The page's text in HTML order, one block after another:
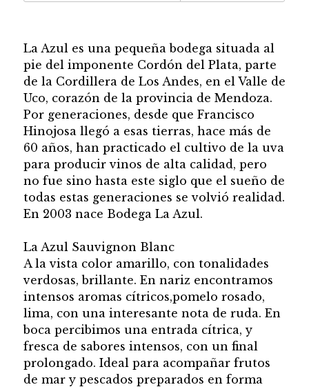
La Azul es una pequeña bodega situada al
pie del imponente Cordón del Plata, parte
de la Cordillera de Los Andes, en el Valle de
Uco, corazón de la provincia de Mendoza.
Por generaciones, desde que Francisco
Hinojosa llegó a esas tierras, hace más de
60 años, han practicado el cultivo de la uva
para producir vinos de alta calidad, pero
no fue sino hasta este siglo que el sueño de
todas estas generaciones se volvió realidad.
En 2003 nace Bodega La Azul.
La Azul Sauvignon Blanc
A la vista color amarillo, con tonalidades
verdosas, brillante. En nariz encontramos
intensos aromas cítricos,pomelo rosado,
lima, con una interesante nota de ruda. En
boca percibimos una entrada cítrica, y
fresca de sabores intensos, con un final
prolongado. Ideal para acompañar frutos
de mar y pescados preparados en forma